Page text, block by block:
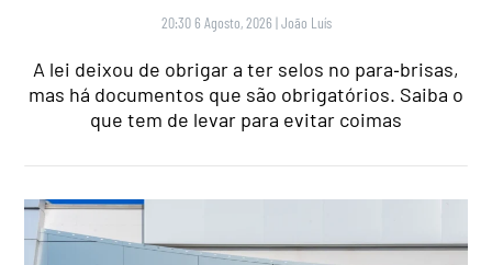
20:30 6 Agosto, 2026 |João Luís
A lei deixou de obrigar a ter selos no para‑brisas,
mas há documentos que são obrigatórios. Saiba o
que tem de levar para evitar coimas